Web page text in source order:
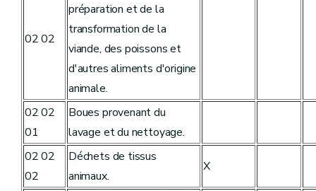
02 02
préparation et de la
transformation de la
viande, des poissons et
d'autres aliments d'origine
animale.
02 02
01
Boues provenant du
lavage et du nettoyage.
02 02
02
Déchets de tissus
animaux.
X